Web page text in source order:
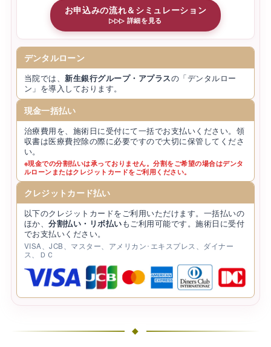
お申込みの流れ＆シミュレーション
▷▷▷ 詳細を見る
デンタルローン
当院では、新生銀行グループ・アプラスの「デンタルロー
ン」を導入しております。
現金一括払い
治療費用を、施術日に受付にて一括でお支払いください。領
収書は医療費控除の際に必要ですので大切に保管してくださ
い。
※現金での分割払いは承っておりません。分割をご希望の場合はデンタ
ルローンまたはクレジットカードをご利用ください。
クレジットカード払い
以下のクレジットカードをご利用いただけます。一括払いの
ほか、分割払い・リボ払いもご利用可能です。施術日に受付
でお支払いください。
VISA、JCB、マスター、アメリカン･エキスプレス、ダイナー
ス、ＤＣ
◆